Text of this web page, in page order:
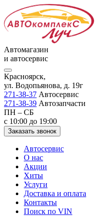
Автомагазин
и автосервис
Красноярск,
ул. Водопьянова, д. 19г
271-38-37 Автосервис
271-38-39 Автозапчасти
ПН – СБ
с 10:00 до 19:00
Заказать звонок
Автосервис
О нас
Акции
Хиты
Услуги
Доставка и оплата
Контакты
Поиск по VIN